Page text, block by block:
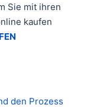
Sie mit ihren
kaufen
den Prozess